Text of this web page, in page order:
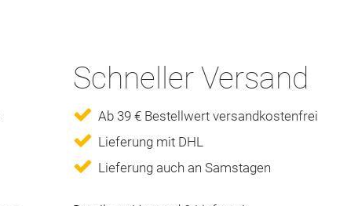
Schneller Versand
Ab 39 € Bestellwert versandkostenfrei
Lieferung mit DHL
Lieferung auch an Samstagen